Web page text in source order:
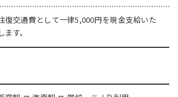
復交通費として一律5,000円を現金支給いた
します。